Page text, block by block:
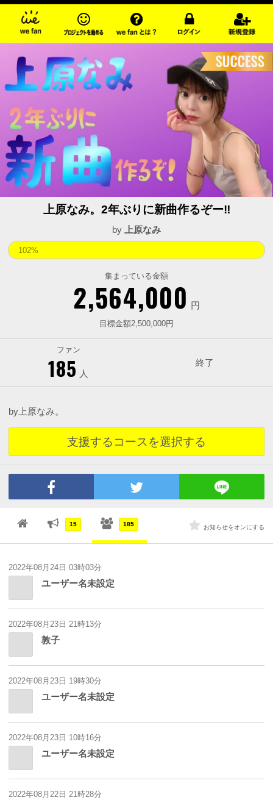
上原なみ。2年ぶりに新曲作るぞー‼️
by 上原なみ
集まっている金額
2,564,000 円
102%
目標金額2,500,000円
ファン
185 人
終了
by上原なみ。
支援するコースを選択する
15 185 お知らせをオンにする
2022年08月24日 03時03分
ユーザー名未設定
2022年08月23日 21時13分
敦子
2022年08月23日 19時30分
ユーザー名未設定
2022年08月23日 10時16分
ユーザー名未設定
2022年08月22日 21時28分